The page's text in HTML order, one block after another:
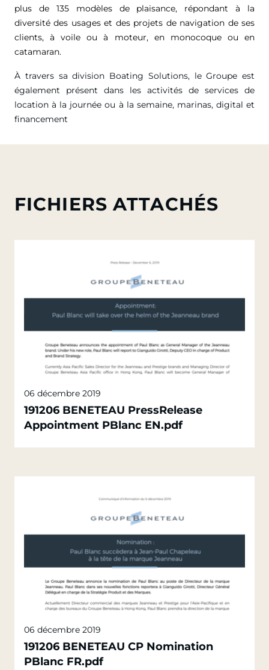
plus de 135 modèles de plaisance, répondant à la
diversité des usages et des projets de navigation de ses
clients, à voile ou à moteur, en monocoque ou en
catamaran.
À travers sa division Boating Solutions, le Groupe est
également présent dans les activités de services de
location à la journée ou à la semaine, marinas, digital et
financement
FICHIERS ATTACHÉS
06 décembre 2019
191206 BENETEAU PressRelease
Appointment PBlanc EN.pdf
06 décembre 2019
191206 BENETEAU CP Nomination
PBlanc FR.pdf